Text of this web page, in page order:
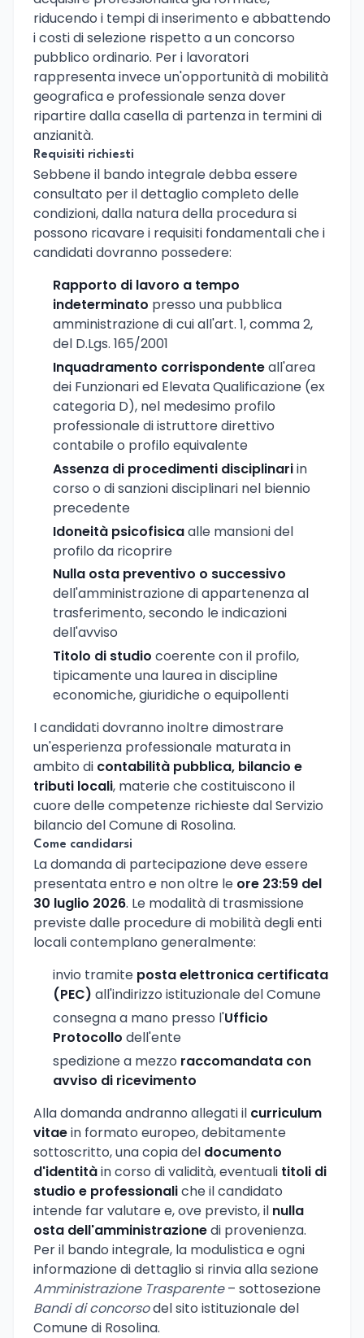
riducendo i tempi di inserimento e abbattendo
i costi di selezione rispetto a un concorso
pubblico ordinario. Per i lavoratori
rappresenta invece un'opportunità di mobilità
geografica e professionale senza dover
ripartire dalla casella di partenza in termini di
anzianità.
Requisiti richiesti
Sebbene il bando integrale debba essere
consultato per il dettaglio completo delle
condizioni, dalla natura della procedura si
possono ricavare i requisiti fondamentali che i
candidati dovranno possedere:
Rapporto di lavoro a tempo
indeterminato presso una pubblica
amministrazione di cui all'art. 1, comma 2,
del D.Lgs. 165/2001
Inquadramento corrispondenteall'area
dei Funzionari ed Elevata Qualificazione (ex
categoria D), nel medesimo profilo
professionale di istruttore direttivo
contabile o profilo equivalente
Assenza di procedimenti disciplinariin
corso o di sanzioni disciplinari nel biennio
precedente
Idoneità psicofisicaalle mansioni del
profilo da ricoprire
Nulla osta preventivo o successivo
dell'amministrazione di appartenenza al
trasferimento, secondo le indicazioni
dell'avviso
Titolo di studio coerente con il profilo,
tipicamente una laurea in discipline
economiche, giuridiche o equipollenti
I candidati dovranno inoltre dimostrare
un'esperienza professionale maturata in
ambito di contabilità pubblica, bilancio e
tributi locali, materie che costituiscono il
cuore delle competenze richieste dal Servizio
bilancio del Comune di Rosolina.
Come candidarsi
La domanda di partecipazione deve essere
presentata entro e non oltre le ore 23:59 del
30 luglio 2026. Le modalità di trasmissione
previste dalle procedure di mobilità degli enti
locali contemplano generalmente:
invio tramite posta elettronica certificata
(PEC) all'indirizzo istituzionale del Comune
consegna a mano presso l'Ufficio
Protocollo dell'ente
spedizione a mezzo raccomandata con
avviso di ricevimento
Alla domanda andranno allegati il curriculum
vitaein formato europeo, debitamente
sottoscritto, una copia del documento
d'identitàin corso di validità, eventuali titoli di
studio e professionaliche il candidato
intende far valutare e, ove previsto, il nulla
osta dell'amministrazionedi provenienza.
Per il bando integrale, la modulistica e ogni
informazione di dettaglio si rinvia alla sezione
Amministrazione Trasparente– sottosezione
Bandi di concorsodel sito istituzionale del
Comune di Rosolina.